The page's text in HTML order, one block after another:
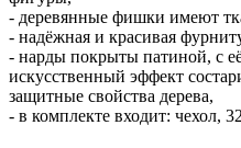
- деревянные фишки имеют
- надёжная и красивая
- нарды покрыты патиной, с
искусственный эффект
защитные свойства дерева,
- в комплекте входит: чехол,